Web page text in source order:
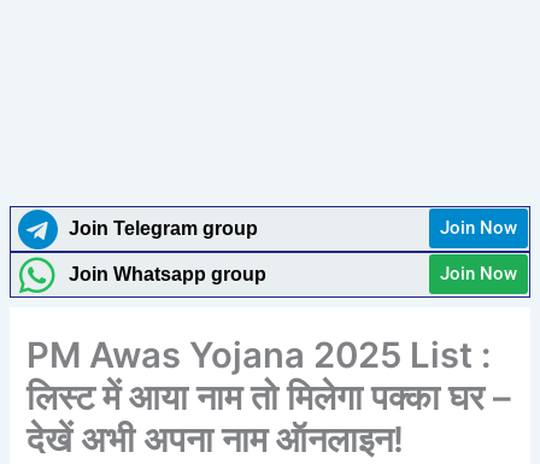
Join Telegram group Join Now
Join Whatsapp group Join Now
PM Awas Yojana 2025 List :
लिस्ट में आया नाम तो मिलेगा पक्का घर –
देखें अभी अपना नाम ऑनलाइन!